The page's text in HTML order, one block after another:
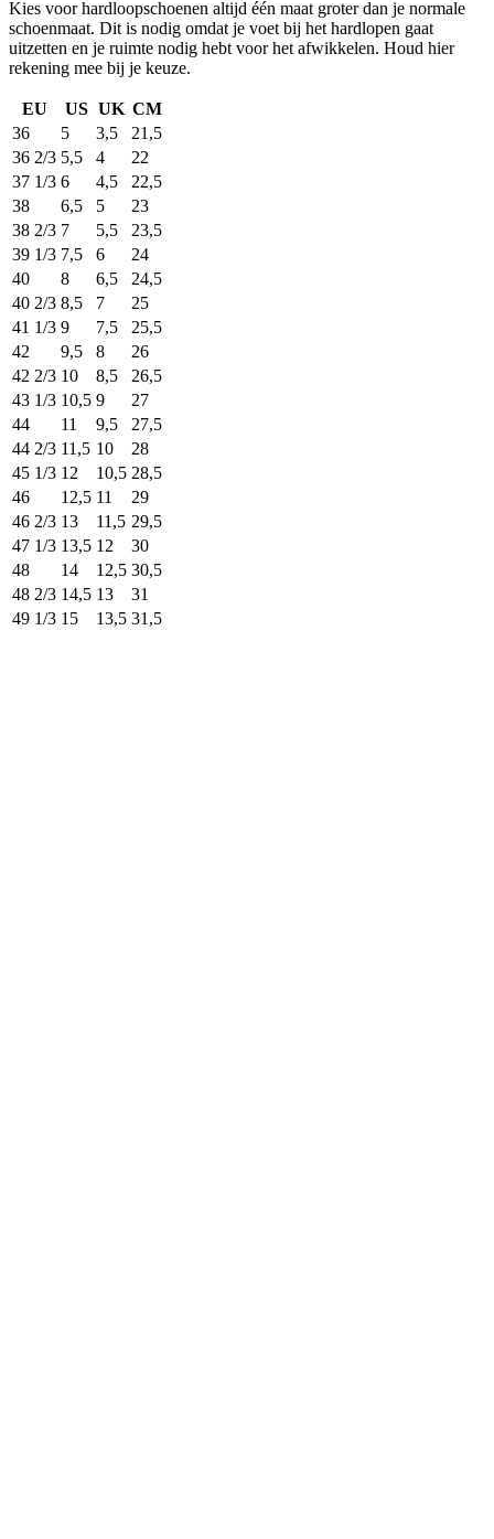
Kies voor hardloopschoenen altijd één maat groter dan je normale
schoenmaat. Dit is nodig omdat je voet bij het hardlopen gaat
uitzetten en je ruimte nodig hebt voor het afwikkelen. Houd hier
rekening mee bij je keuze.
EU US UK CM
36
5 3,5
21,5
36 2/3 5,5 4
22
37 1/3 6 4,5
22,5
38
6,5 5
23
38 2/3 7 5,5
23,5
39 1/3 7,5 6
24
40
8 6,5
24,5
40 2/3 8,5 7
25
41 1/3 9 7,5
25,5
42
9,5 8
26
42 2/3 10 8,5
26,5
43 1/3 10,5 9
27
44
11 9,5
27,5
44 2/3 11,5 10
28
45 1/3 12 10,5 28,5
46
12,5 11
29
46 2/3 13 11,5 29,5
47 1/3 13,5 12
30
48
14 12,5 30,5
48 2/3 14,5 13
31
49 1/3 15 13,5 31,5